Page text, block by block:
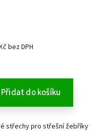
bez DPH
Přidat do košíku
střechy pro střešní žebříky